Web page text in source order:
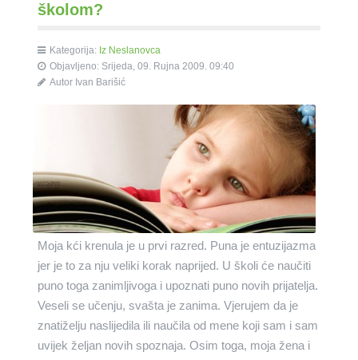
školom?
Kategorija: Iz Neslanovca
Objavljeno: Srijeda, 09. Rujna 2009. 09:40
Autor Ivan Barišić
Moja kći krenula je u prvi razred. Puna je entuzijazma
jer je to za nju veliki korak naprijed. U školi će naučiti
puno toga zanimljivoga i upoznati puno novih prijatelja.
Veseli se učenju, svašta je zanima. Vjerujem da je
znatiželju naslijedila ili naučila od mene koji sam i sam
uvijek željan novih spoznaja. Osim toga, moja žena i